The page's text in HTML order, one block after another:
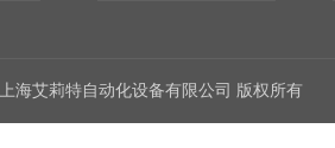
海艾莉特自动化设备有限公司 版权所有